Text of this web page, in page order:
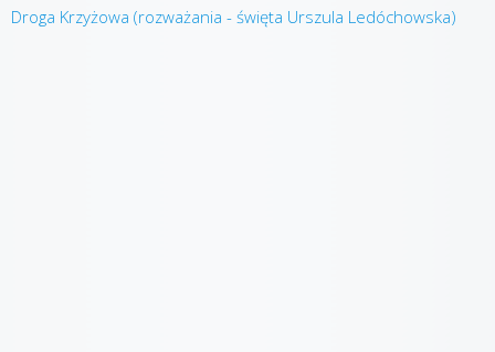
Droga Krzyżowa (rozważania - święta Urszula Ledóchowska)